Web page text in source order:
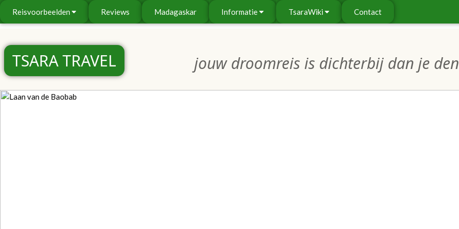
Reisvoorbeelden Reviews Madagaskar Informatie TsaraWiki Contact
TSARA TRAVEL jouw droomreis is dichterbij dan je